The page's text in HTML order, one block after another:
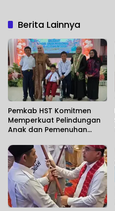
Berita Lainnya
Pemkab HST Komitmen
Memperkuat Pelindungan
Anak dan Pemenuhan